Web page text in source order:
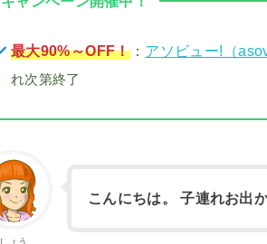
最大90%～OFF！： アソビュー!（
れ次第終了
しょう
こんにちは。 子連れお出